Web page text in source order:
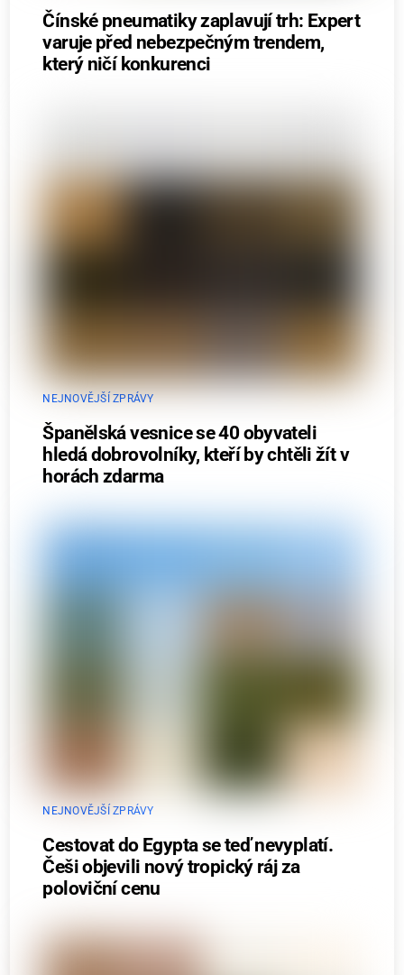
Čínské pneumatiky zaplavují trh: Expert
varuje před nebezpečným trendem,
který ničí konkurenci
NEJNOVĚJŠÍ ZPRÁVY
Španělská vesnice se 40 obyvateli
hledá dobrovolníky, kteří by chtěli žít v
horách zdarma
NEJNOVĚJŠÍ ZPRÁVY
Cestovat do Egypta se teď nevyplatí.
Češi objevili nový tropický ráj za
poloviční cenu